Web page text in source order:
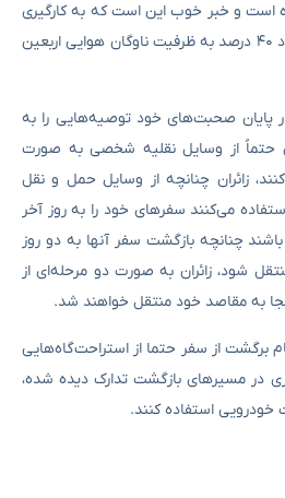
است و خبر خوب این است که به کارگیری
این ظرفیت از هواپیماها، حدود ۴۰ درصد به ظرفیت ناوگان هوایی اربعین
پایان صحبت‌های خود توصیه‌هایی را به
حتماً از وسایل نقلیه شخصی به صورت
زائران چنانچه از وسایل حمل و نقل
می‌کنند سفرهای خود را به روز آخر
چنانچه بازگشت سفر آنها به دو روز
شود، زائران به صورت دو مرحله‌ای از
به مقاصد خود منتقل خواهند شد.
برگشت از سفر حتما از استراحت‌گاه‌هایی
در مسیرهای بازگشت تدارک دیده شده،
خودرویی استفاده کنند.